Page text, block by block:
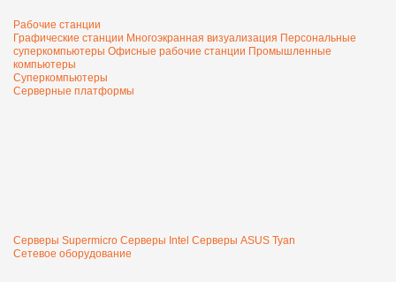
Рабочие станции
Графические станции Многоэкранная визуализация Персональные
суперкомпьютеры Офисные рабочие станции Промышленные
компьютеры
Суперкомпьютеры
Серверные платформы
Серверы Supermicro Серверы Intel Серверы ASUS Tyan
Сетевое оборудование